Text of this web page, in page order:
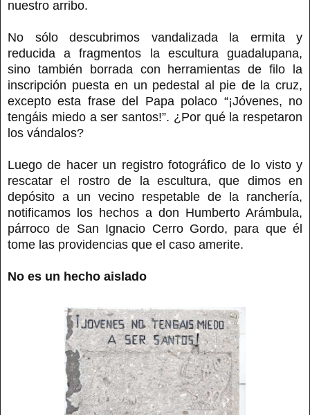
nuestro arribo.
No sólo descubrimos vandalizada la ermita y
reducida a fragmentos la escultura guadalupana,
sino también borrada con herramientas de filo la
inscripción puesta en un pedestal al pie de la cruz,
excepto esta frase del Papa polaco “¡Jóvenes, no
tengáis miedo a ser santos!”. ¿Por qué la respetaron
los vándalos?
Luego de hacer un registro fotográfico de lo visto y
rescatar el rostro de la escultura, que dimos en
depósito a un vecino respetable de la ranchería,
notificamos los hechos a don Humberto Arámbula,
párroco de San Ignacio Cerro Gordo, para que él
tome las providencias que el caso amerite.
No es un hecho aislado